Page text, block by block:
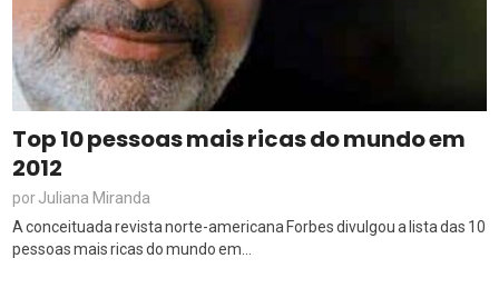
Top 10 pessoas mais ricas do mundo em
2012
porJuliana Miranda
A conceituada revista norte-americana Forbes divulgou a lista das 10
pessoas mais ricas do mundo em...